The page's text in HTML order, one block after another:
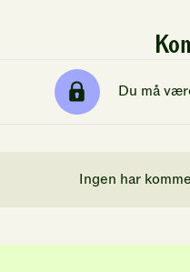
Du må
Ingen har